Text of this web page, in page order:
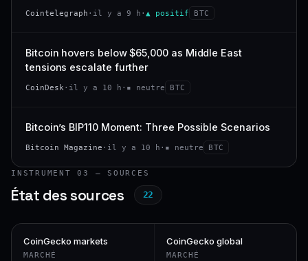
Cointelegraph · il y a 9 h · ▲ positif BTC
Bitcoin hovers below $65,000 as Middle East
tensions escalate further
CoinDesk · il y a 10 h · ▪ neutre BTC
Bitcoin’s BIP110 Moment: Three Possible Scenarios
Bitcoin Magazine · il y a 10 h · ▪ neutre BTC
INSTRUMENT 03 — SOURCES
État des sources 22
CoinGecko markets
MARCHÉ
CoinGecko global
MARCHÉ